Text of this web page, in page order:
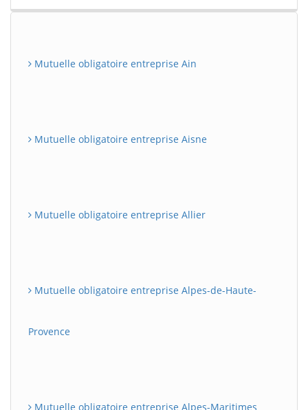
Mutuelle obligatoire entreprise Ain
Mutuelle obligatoire entreprise Aisne
Mutuelle obligatoire entreprise Allier
Mutuelle obligatoire entreprise Alpes-de-Haute-
Provence
Mutuelle obligatoire entreprise Alpes-Maritimes